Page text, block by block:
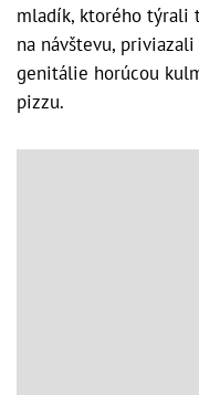
mladík, ktorého týrali
na návštevu,
genitálie horúcou
pizzu.